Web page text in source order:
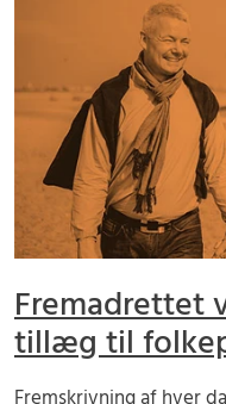
Fremadrettet
tillæg til